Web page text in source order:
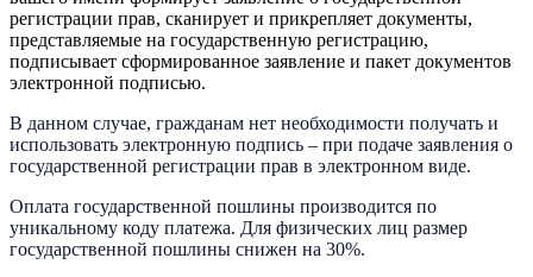
регистрации прав, сканирует и прикрепляет документы,
представляемые на государственную регистрацию,
подписывает сформированное заявление и пакет документов
электронной подписью.
В данном случае, гражданам нет необходимости получать и
использовать электронную подпись – при подаче заявления о
государственной регистрации прав в электронном виде.
Оплата государственной пошлины производится по
уникальному коду платежа. Для физических лиц размер
государственной пошлины снижен на 30%.